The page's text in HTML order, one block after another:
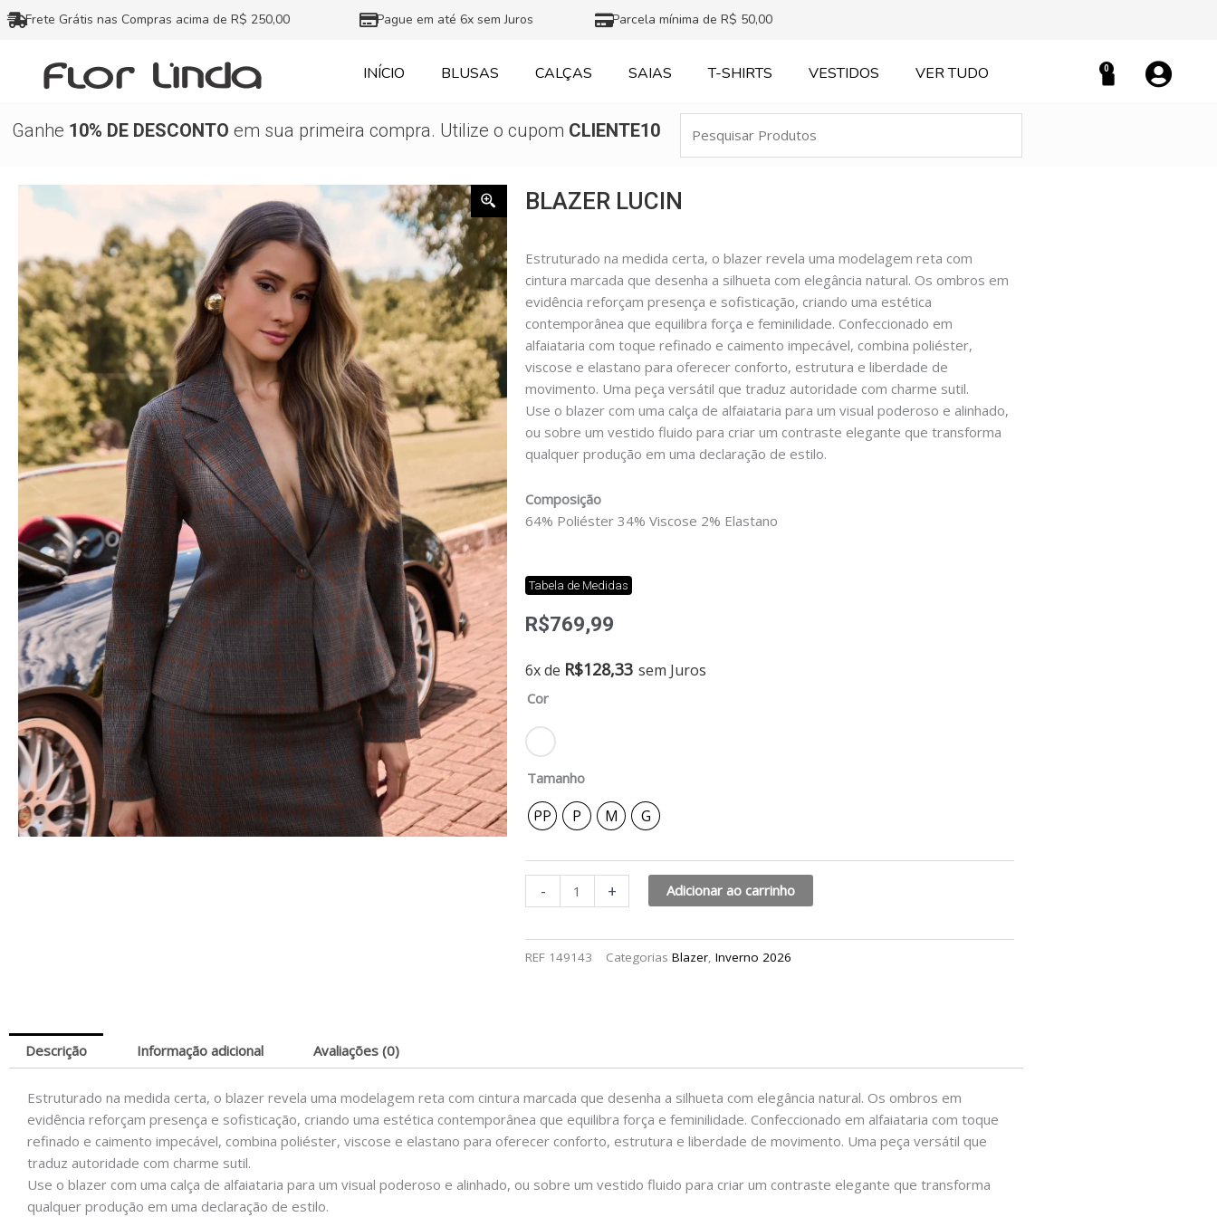
Ir
para
conteúdo
Frete Grátis nas Compras acima de R$ 250,00 Pague em até 6x sem Juros Parcela mínima de R$ 50,00
INÍCIO BLUSAS CALÇAS SAIAS T-SHIRTS VESTIDOS VER TUDO 0
Carrinho
Ganhe 10% DE DESCONTO em sua primeira compra. Utilize o cupom CLIENTE10
Produtos
BLAZER LUCIN
Estruturado na medida certa, o blazer revela uma modelagem reta com
cintura marcada que desenha a silhueta com elegância natural. Os ombros em
evidência reforçam presença e sofisticação, criando uma estética
contemporânea que equilibra força e feminilidade. Confeccionado em
alfaiataria com toque refinado e caimento impecável, combina poliéster,
viscose e elastano para oferecer conforto, estrutura e liberdade de
movimento. Uma peça versátil que traduz autoridade com charme sutil.
Use o blazer com uma calça de alfaiataria para um visual poderoso e alinhado,
ou sobre um vestido fluido para criar um contraste elegante que transforma
qualquer produção em uma declaração de estilo.
Composição
64% Poliéster 34% Viscose 2% Elastano
Tabela de Medidas
R$769,99
6x de R$128,33 sem Juros
Cor
Tamanho
PP P M G
-
Blazer
+ Adicionar ao carrinho
REF 149143 Categorias Blazer, Inverno 2026
Descrição Informação adicional Avaliações (0)
Estruturado na medida certa, o blazer revela uma modelagem reta com cintura marcada que desenha a silhueta com elegância natural. Os ombros em
evidência reforçam presença e sofisticação, criando uma estética contemporânea que equilibra força e feminilidade. Confeccionado em alfaiataria com toque
refinado e caimento impecável, combina poliéster, viscose e elastano para oferecer conforto, estrutura e liberdade de movimento. Uma peça versátil que
traduz autoridade com charme sutil.
Use o blazer com uma calça de alfaiataria para um visual poderoso e alinhado, ou sobre um vestido fluido para criar um contraste elegante que transforma
qualquer produção em uma declaração de estilo.